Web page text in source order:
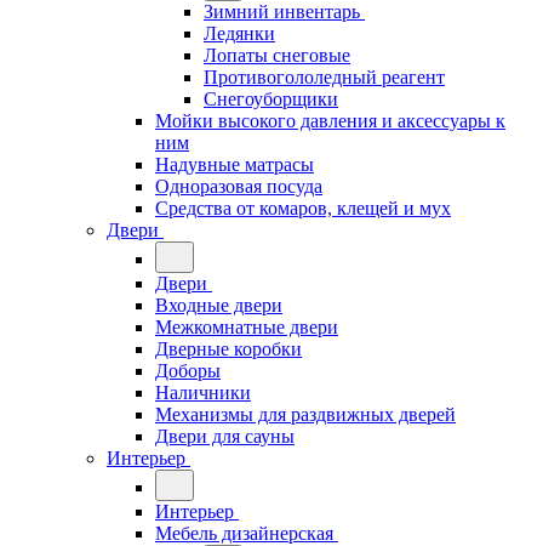
Зимний инвентарь
Ледянки
Лопаты снеговые
Противогололедный реагент
Снегоуборщики
Мойки высокого давления и аксессуары к
ним
Надувные матрасы
Одноразовая посуда
Средства от комаров, клещей и мух
Двери
Двери
Входные двери
Межкомнатные двери
Дверные коробки
Доборы
Наличники
Механизмы для раздвижных дверей
Двери для сауны
Интерьер
Интерьер
Мебель дизайнерская